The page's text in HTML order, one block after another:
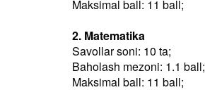
Maksimal ball: 11 ball;
2. Matematika
Savollar soni: 10 ta;
Baholash mezoni: 1.1 ball;
Maksimal ball: 11 ball;